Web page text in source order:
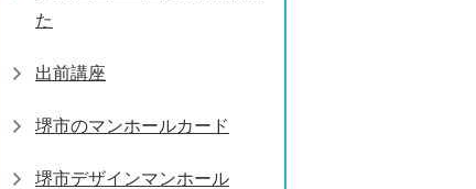
た
出前講座
堺市のマンホールカード
堺市デザインマンホール